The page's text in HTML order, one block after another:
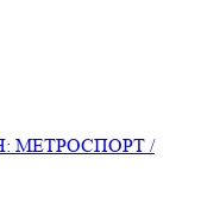
МЕТРОСПОРТ /